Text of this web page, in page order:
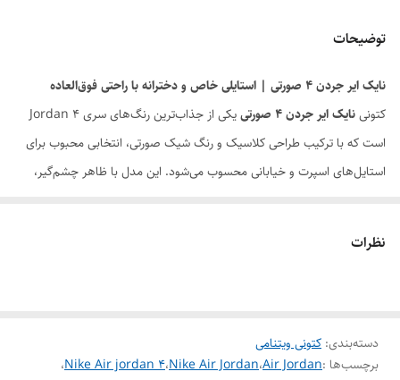
توضیحات
نایک ایر جردن 4 صورتی | استایلی خاص و دخترانه با راحتی فوق‌العاده
کتونینایک ایر جردن 4 صورتی
یکی از جذاب‌ترین رنگ‌های سری Jordan 4
است که با ترکیب طراحی کلاسیک و رنگ شیک صورتی، انتخابی محبوب برای
استایل‌های اسپرت و خیابانی محسوب می‌شود. این مدل با ظاهر چشم‌گیر،
اگر به دنبال کتونی‌ای هستی که هم
هم کیفیت و راحتی نایک را ارائه دهد،Air Jordan 4 Pinkانتخابی بی‌نقص
نظرات
دسته‌بندی: کتونی ویتنامی
برچسب‌ها :Air Jordan،Nike Air Jordan،Nike Air jordan 4،